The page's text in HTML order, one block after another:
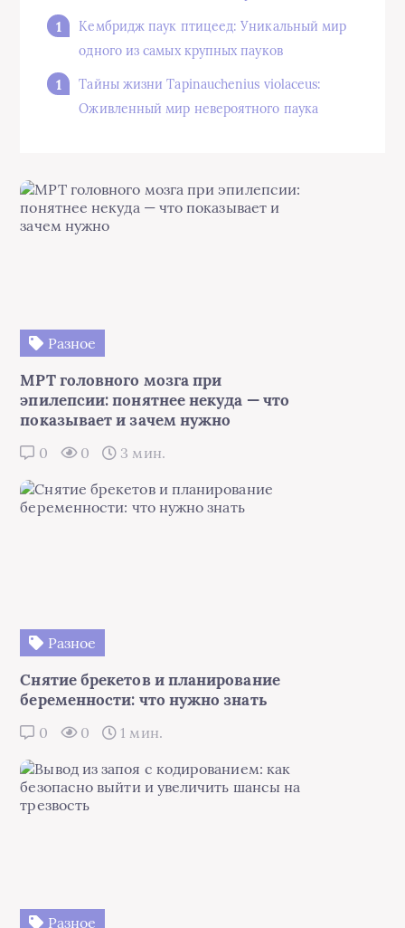
Кембридж паук птицеед: Уникальный мир
одного из самых крупных пауков
Тайны жизни Tapinauchenius violaceus:
Оживленный мир невероятного паука
Разное
МРТ головного мозга при
эпилепсии: понятнее некуда — что
показывает и зачем нужно
0 0 3 мин.
Разное
Снятие брекетов и планирование
беременности: что нужно знать
0 0 1 мин.
Разное